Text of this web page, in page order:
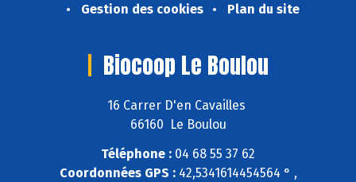
Gestion des cookies
Plan du site
Biocoop Le Boulou
16 Carrer D'en Cavailles
66160 Le Boulou
Téléphone : 04 68 55 37 62
Coordonnées GPS :42,5341614454564 ° ,